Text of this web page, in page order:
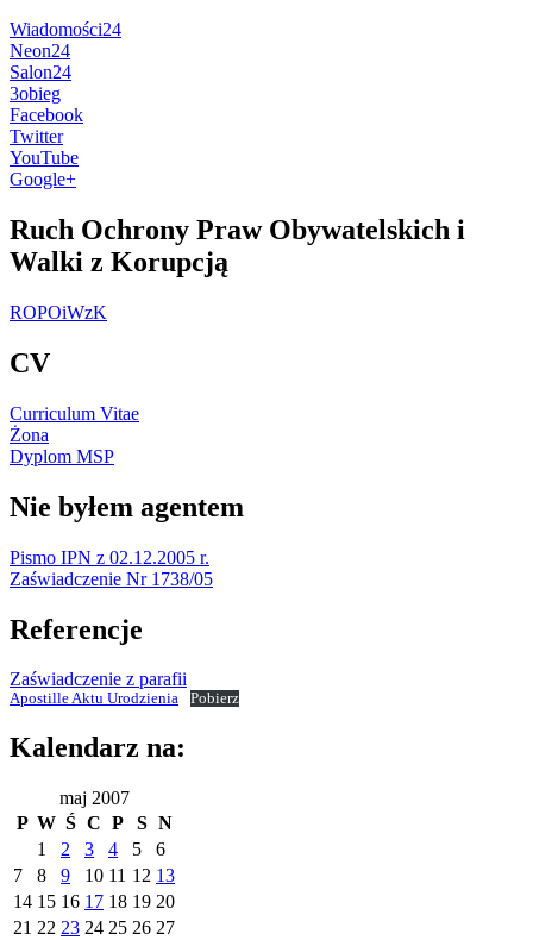
Wiadomości24
Neon24
Salon24
3obieg
Facebook
Twitter
YouTube
Google+
Ruch Ochrony Praw Obywatelskich i
Walki z Korupcją
ROPOiWzK
CV
Curriculum Vitae
Żona
Dyplom MSP
Nie byłem agentem
Pismo IPN z 02.12.2005 r.
Zaświadczenie Nr 1738/05
Referencje
Zaświadczenie z parafii
Apostille Aktu Urodzienia Pobierz
Kalendarz na:
maj 2007
P W Ś C P S N
1
2 3 4 5
6
7
8 9 10 11 12 13
14 15 16 17 18 19 20
21 22 23 24 25 26 27